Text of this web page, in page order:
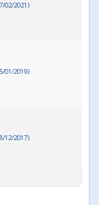
02/2021)
01/2019)
12/2017)